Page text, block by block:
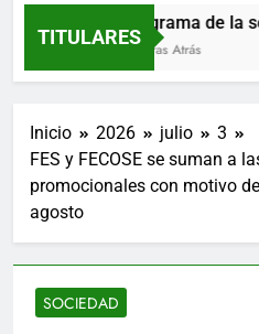
TITULARES
Programa de la
2 Horas Atrás
Inicio 2026 julio
3
FES y FECOSE se suman a
promocionales con motivo
agosto
SOCIEDAD